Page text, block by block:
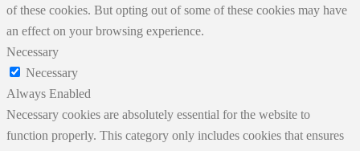
of these cookies. But opting out of some of these cookies may have
an effect on your browsing experience.
Necessary
Necessary
Always Enabled
Necessary cookies are absolutely essential for the website to
function properly. This category only includes cookies that ensures